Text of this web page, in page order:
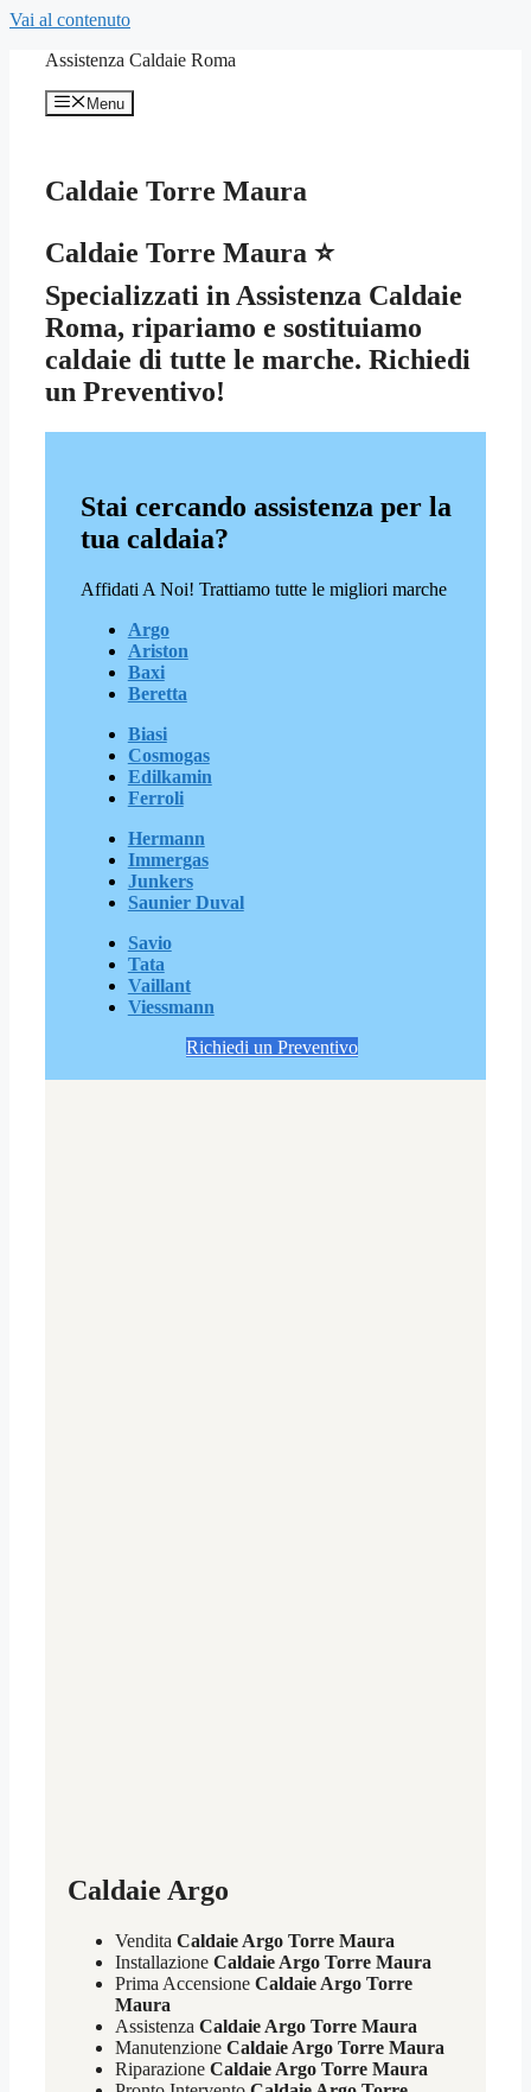
Vai al contenuto
Assistenza Caldaie Roma
Menu
Caldaie Torre Maura
Caldaie Torre Maura ⭐
Specializzati in Assistenza Caldaie
Roma, ripariamo e sostituiamo
caldaie di tutte le marche. Richiedi
un Preventivo!
Stai cercando assistenza per la
tua caldaia?
Affidati A Noi! Trattiamo tutte le migliori marche
Argo
Ariston
Baxi
Beretta
Biasi
Cosmogas
Edilkamin
Ferroli
Hermann
Immergas
Junkers
Saunier Duval
Savio
Tata
Vaillant
Viessmann
Richiedi un Preventivo
Caldaie Argo
Vendita Caldaie Argo Torre Maura
Installazione Caldaie Argo Torre Maura
Prima Accensione Caldaie Argo Torre
Maura
Assistenza Caldaie Argo Torre Maura
Manutenzione Caldaie Argo Torre Maura
Riparazione Caldaie Argo Torre Maura